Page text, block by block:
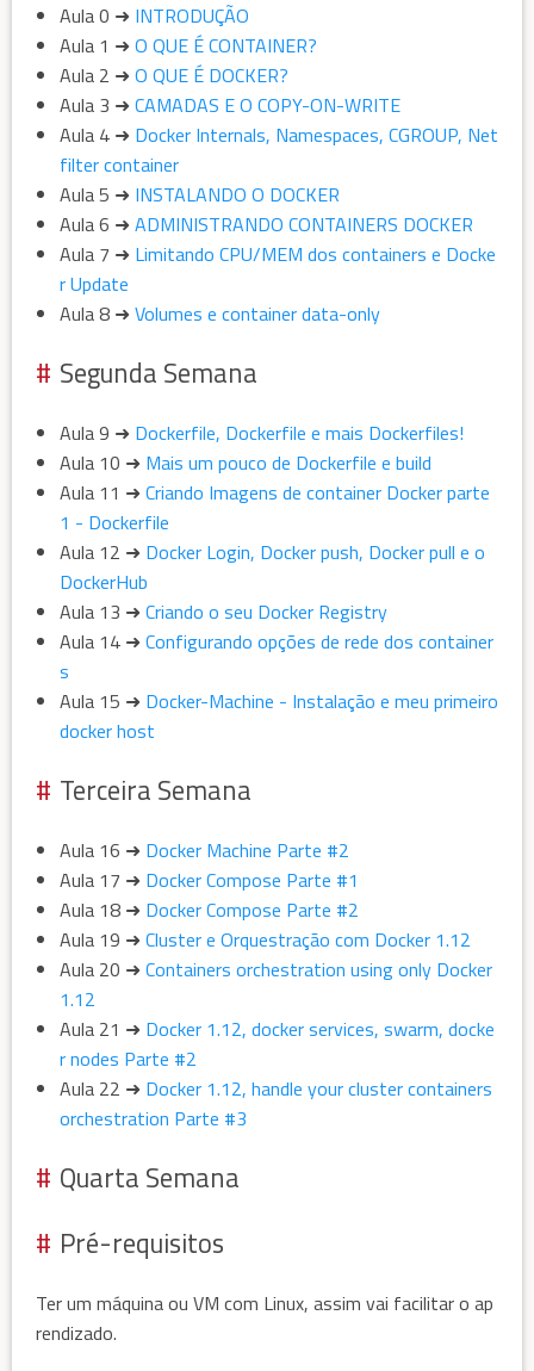
Aula 0 ➜ INTRODUÇÃO
Aula 1 ➜ O QUE É CONTAINER?
Aula 2 ➜ O QUE É DOCKER?
Aula 3 ➜ CAMADAS E O COPY-ON-WRITE
Aula 4 ➜ Docker Internals, Namespaces, CGROUP, Net
filter container
Aula 5 ➜ INSTALANDO O DOCKER
Aula 6 ➜ ADMINISTRANDO CONTAINERS DOCKER
Aula 7 ➜ Limitando CPU/MEM dos containers e Docke
r Update
Aula 8 ➜ Volumes e container data-only
Segunda Semana
Aula 9 ➜ Dockerfile, Dockerfile e mais Dockerfiles!
Aula 10 ➜ Mais um pouco de Dockerfile e build
Aula 11 ➜ Criando Imagens de container Docker parte
1 - Dockerfile
Aula 12 ➜ Docker Login, Docker push, Docker pull e o
DockerHub
Aula 13 ➜ Criando o seu Docker Registry
Aula 14 ➜ Configurando opções de rede dos container
s
Aula 15 ➜ Docker-Machine - Instalação e meu primeiro
docker host
Terceira Semana
Aula 16 ➜ Docker Machine Parte #2
Aula 17 ➜ Docker Compose Parte #1
Aula 18 ➜ Docker Compose Parte #2
Aula 19 ➜ Cluster e Orquestração com Docker 1.12
Aula 20 ➜ Containers orchestration using only Docker
1.12
Aula 21 ➜ Docker 1.12, docker services, swarm, docke
r nodes Parte #2
Aula 22 ➜ Docker 1.12, handle your cluster containers
orchestration Parte #3
Quarta Semana
Pré-requisitos
Ter um máquina ou VM com Linux, assim vai facilitar o ap
rendizado.